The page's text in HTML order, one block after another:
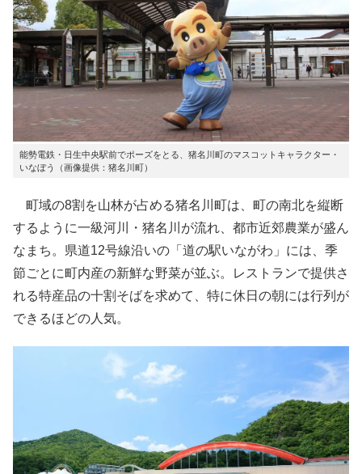
能勢電鉄・日生中央駅前でポーズをとる、猪名川町のマスコットキャラクター・
いなぼう（画像提供：猪名川町）
町域の8割を山林が占める猪名川町は、町の南北を縦断
するように一級河川・猪名川が流れ、都市近郊農業が盛ん
なまち。県道12号線沿いの「道の駅いながわ」には、季
節ごとに町内産の新鮮な野菜が並ぶ。レストランで提供さ
れる特産品の十割そばを求めて、特に休日の朝には行列が
できるほどの人気。